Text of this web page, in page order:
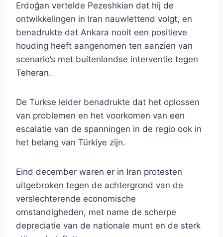
Erdoğan vertelde Pezeshkian dat hij de
ontwikkelingen in Iran nauwlettend volgt, en
benadrukte dat Ankara nooit een positieve
houding heeft aangenomen ten aanzien van
scenario’s met buitenlandse interventie tegen
Teheran.
De Turkse leider benadrukte dat het oplossen
van problemen en het voorkomen van een
escalatie van de spanningen in de regio ook in
het belang van Türkiye zijn.
Eind december waren er in Iran protesten
uitgebroken tegen de achtergrond van de
verslechterende economische
omstandigheden, met name de scherpe
depreciatie van de nationale munt en de sterk